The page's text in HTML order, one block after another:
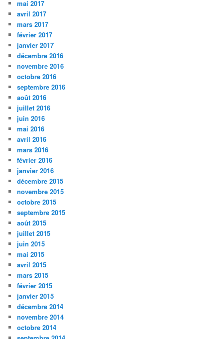
mai 2017
avril 2017
mars 2017
février 2017
janvier 2017
décembre 2016
novembre 2016
octobre 2016
septembre 2016
août 2016
juillet 2016
juin 2016
mai 2016
avril 2016
mars 2016
février 2016
janvier 2016
décembre 2015
novembre 2015
octobre 2015
septembre 2015
août 2015
juillet 2015
juin 2015
mai 2015
avril 2015
mars 2015
février 2015
janvier 2015
décembre 2014
novembre 2014
octobre 2014